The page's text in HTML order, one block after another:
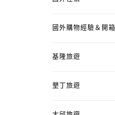
國外購物經驗＆開箱
基隆旅遊
墾丁旅遊